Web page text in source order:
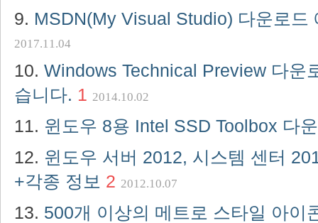
MSDN(My Visual Studio) 다운로드
2017.11.04
Windows Technical Preview 다운
습니다. 1 2014.10.02
윈도우 8용 Intel SSD Toolbox 다
윈도우 서버 2012, 시스템 센터
+각종 정보 2 2012.10.07
500개 이상의 메트로 스타일 아이